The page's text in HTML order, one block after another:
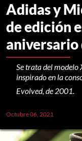
Adidas y
de edición
aniversario
Se trata del modelo
inspirado en la
Evolved, de 2001.
Octubre 06, 2021